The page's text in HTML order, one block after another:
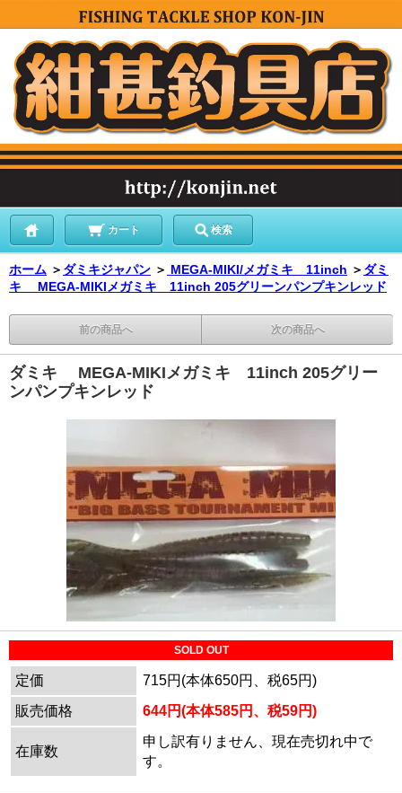
カート 検索
ホーム ＞ ダミキジャパン ＞ MEGA-MIKI/メガミキ 11inch ＞ ダミ
キ MEGA-MIKIメガミキ 11inch 205グリーンパンプキンレッド
前の商品へ 次の商品へ
ダミキ MEGA-MIKIメガミキ 11inch 205グリー
ンパンプキンレッド
SOLD OUT
定価
715円(本体650円、税65円)
販売価格
644円(本体585円、税59円)
在庫数
申し訳有りません、現在売切れ中で
す。